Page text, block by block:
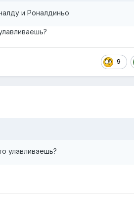
и Роналдиньо
9
улавливаешь?